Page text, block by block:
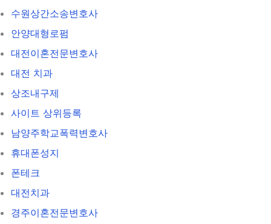
수원상간소송변호사
안양대형로펌
대전이혼전문변호사
대전 치과
상조내구제
사이트 상위등록
남양주학교폭력변호사
휴대폰성지
폰테크
대전치과
경주이혼전문변호사